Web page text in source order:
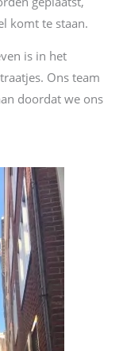
komt te staan.
is in het
Ons team
doordat we ons